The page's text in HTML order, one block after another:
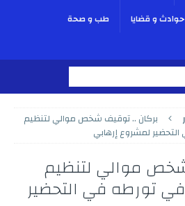
حوادث و قضايا
طب و صحة
بركان .. توقيف شخص موالي لتنظيم
لمشروع إرهابي
موالي لتنظيم
تورطه في التحضير